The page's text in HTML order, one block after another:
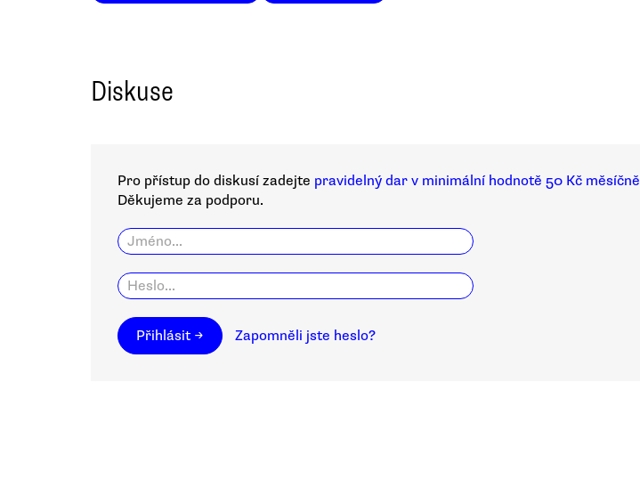
Diskuse
Pro přístup do diskusí zadejte pravidelný dar v minimální hodnotě 50 Kč měsíčně
Děkujeme za podporu.
Přihlásit → Zapomněli jste heslo?